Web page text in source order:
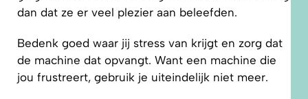
dan dat ze er veel plezier aan beleefden.
Bedenk goed waar jij stress van krijgt en zorg dat
de machine dat opvangt. Want een machine die
jou frustreert, gebruik je uiteindelijk niet meer.